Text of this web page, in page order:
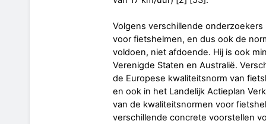
Volgens verschillende
voor fietshelmen, en dus ook de
voldoen, niet afdoende. Hij is ook
Verenigde Staten en Australië.
de Europese kwaliteitsnorm van
en ook in het Landelijk Actieplan
van de kwaliteitsnormen voor
verschillende concrete voorstellen